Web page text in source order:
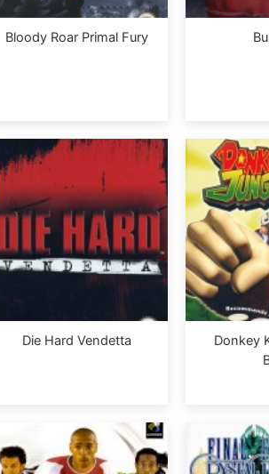
Bloody Roar Primal Fury
Die Hard Vendetta
Donkey